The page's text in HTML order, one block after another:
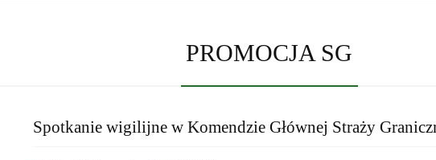
PROMOCJA SG
Spotkanie wigilijne w Komendzie Głównej Straży